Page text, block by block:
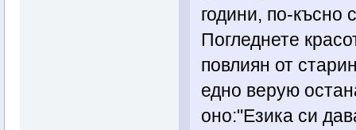
години, по-късно
Погледнете
повлиян от
едно верую
оно:"Езика си